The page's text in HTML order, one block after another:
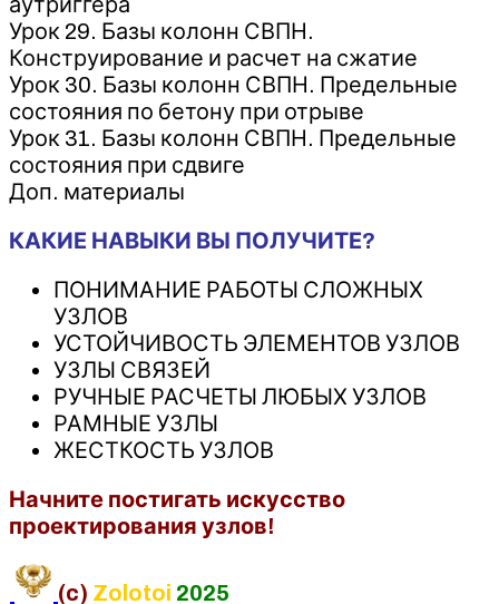
Урок 29. Базы колонн СВПН.
Конструирование и расчет на сжатие
Урок 30. Базы колонн СВПН. Предельные
состояния по бетону при отрыве
Урок 31. Базы колонн СВПН. Предельные
состояния при сдвиге
Доп. материалы
КАКИЕ НАВЫКИ ВЫ ПОЛУЧИТЕ?
ПОНИМАНИЕ РАБОТЫ СЛОЖНЫХ
УЗЛОВ
УСТОЙЧИВОСТЬ ЭЛЕМЕНТОВ УЗЛОВ
УЗЛЫ СВЯЗЕЙ
РУЧНЫЕ РАСЧЕТЫ ЛЮБЫХ УЗЛОВ
РАМНЫЕ УЗЛЫ
ЖЕСТКОСТЬ УЗЛОВ
Начните постигать искусство
проектирования узлов!
(c) Zolotoi 2025